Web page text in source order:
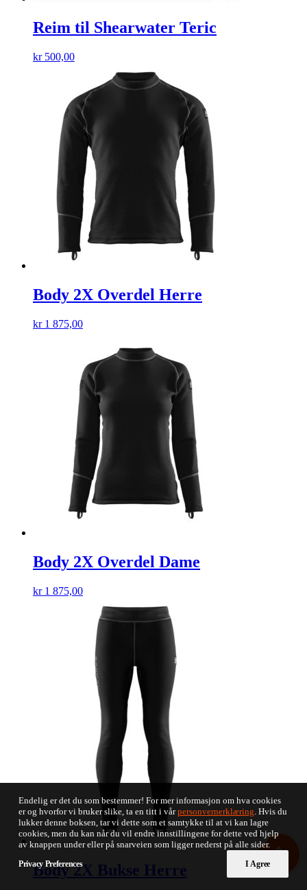
Reim til Shearwater Teric
kr500,00
Body 2X Overdel Herre
kr1 875,00
Body 2X Overdel Dame
kr1 875,00
Body 2X Bukse Herre
Endelig er det du som bestemmer! For mer informasjon om hva cookies
er og hvorfor vi bruker slike, ta en titt i vårpersonvernerklæring. Hvis du
lukker denne boksen, tar vi dette som et samtykke til at vi kan lagre
cookies, men du kan når du vil endre innstillingene for dette ved hjelp
av knappen under eller på snarveien som ligger nederst på alle sider.
Privacy Preferences I Agree
0